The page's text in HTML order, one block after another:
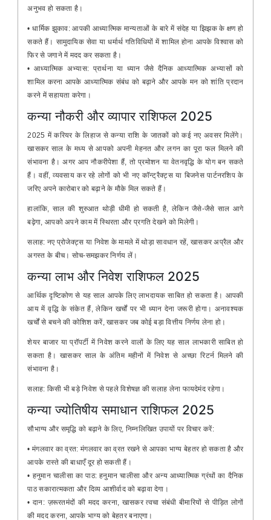
अनुभव हो सकता है।
• धार्मिक झुकाव: आपकी आध्यात्मिक मान्यताओं के बारे में संदेह या झिझक के क्षण हो
सकते हैं। सामुदायिक सेवा या धर्मार्थ गतिविधियों में शामिल होना आपके विश्वास को
फिर से जगाने में मदद कर सकता है।
• आध्यात्मिक अभ्यास: प्रार्थना या ध्यान जैसे दैनिक आध्यात्मिक अभ्यासों को
शामिल करना आपके आध्यात्मिक संबंध को बढ़ाने और आपके मन को शांति प्रदान
करने में सहायता करेगा।
कन्या नौकरी और व्यापार राशिफल 2025
2025 में करियर के लिहाज से कन्या राशि के जातकों को कई नए अवसर मिलेंगे।
खासकर साल के मध्य से आपको अपनी मेहनत और लगन का पूरा फल मिलने की
संभावना है। अगर आप नौकरीपेशा हैं, तो प्रमोशन या वेतनवृद्धि के योग बन सकते
हैं। वहीं, व्यवसाय कर रहे लोगों को भी नए कॉन्ट्रैक्ट्स या बिजनेस पार्टनरशिप के
जरिए अपने कारोबार को बढ़ाने के मौके मिल सकते हैं।
हालांकि, साल की शुरुआत थोड़ी धीमी हो सकती है, लेकिन जैसे-जैसे साल आगे
बढ़ेगा, आपको अपने काम में स्थिरता और प्रगति देखने को मिलेगी।
सलाह: नए प्रोजेक्ट्स या निवेश के मामले में थोड़ा सावधान रहें, खासकर अप्रैल और
अगस्त के बीच। सोच-समझकर निर्णय लें।
कन्या लाभ और निवेश राशिफल 2025
आर्थिक दृष्टिकोण से यह साल आपके लिए लाभदायक साबित हो सकता है। आपकी
आय में वृद्धि के संकेत हैं, लेकिन खर्चों पर भी ध्यान देना जरूरी होगा। अनावश्यक
खर्चों से बचने की कोशिश करें, खासकर जब कोई बड़ा वित्तीय निर्णय लेना हो।
शेयर बाजार या प्रॉपर्टी में निवेश करने वालों के लिए यह साल लाभकारी साबित हो
सकता है। खासकर साल के अंतिम महीनों में निवेश से अच्छा रिटर्न मिलने की
संभावना है।
सलाह: किसी भी बड़े निवेश से पहले विशेषज्ञ की सलाह लेना फायदेमंद रहेगा।
कन्या ज्योतिषीय समाधान राशिफल 2025
सौभाग्य और समृद्धि को बढ़ाने के लिए, निम्नलिखित उपायों पर विचार करें:
• मंगलवार का व्रत: मंगलवार का व्रत रखने से आपका भाग्य बेहतर हो सकता है और
आपके रास्ते की बाधाएँ दूर हो सकती हैं।
• हनुमान चालीसा का पाठ: हनुमान चालीसा और अन्य आध्यात्मिक ग्रंथों का दैनिक
पाठ सकारात्मकता और दिव्य आशीर्वाद को बढ़ावा देगा।
• दान: ज़रूरतमंदों की मदद करना, खासकर त्वचा संबंधी बीमारियों से पीड़ित लोगों
की मदद करना, आपके भाग्य को बेहतर बनाएगा।